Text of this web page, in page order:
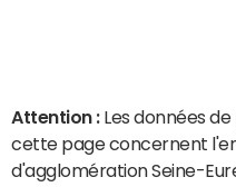
Attention : Les données
cette page concernent
d'agglomération Seine-